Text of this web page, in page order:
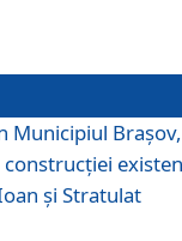
Municipiul
şi Stratulat